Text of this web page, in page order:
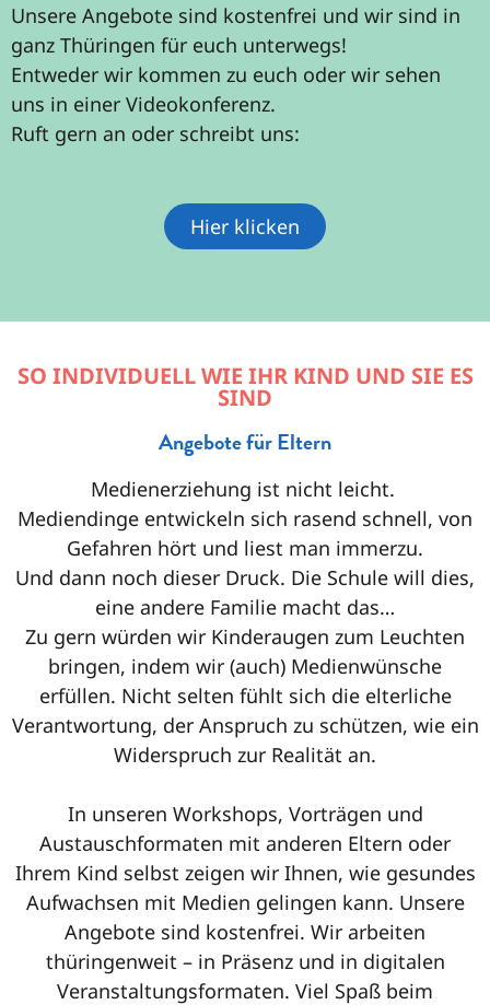
Unsere Angebote sind kostenfrei und wir sind in
ganz Thüringen für euch unterwegs!
Entweder wir kommen zu euch oder wir sehen
uns in einer Videokonferenz.
Ruft gern an oder schreibt uns:
Hier klicken
SO INDIVIDUELL WIE IHR KIND UND SIE ES
SIND
Angebote für Eltern
Medienerziehung ist nicht leicht.
Mediendinge entwickeln sich rasend schnell, von
Gefahren hört und liest man immerzu.
Und dann noch dieser Druck. Die Schule will dies,
eine andere Familie macht das…
Zu gern würden wir Kinderaugen zum Leuchten
bringen, indem wir (auch) Medienwünsche
erfüllen. Nicht selten fühlt sich die elterliche
Verantwortung, der Anspruch zu schützen, wie ein
Widerspruch zur Realität an.
In unseren Workshops, Vorträgen und
Austauschformaten mit anderen Eltern oder
Ihrem Kind selbst zeigen wir Ihnen, wie gesundes
Aufwachsen mit Medien gelingen kann. Unsere
Angebote sind kostenfrei. Wir arbeiten
thüringenweit – in Präsenz und in digitalen
Veranstaltungsformaten. Viel Spaß beim